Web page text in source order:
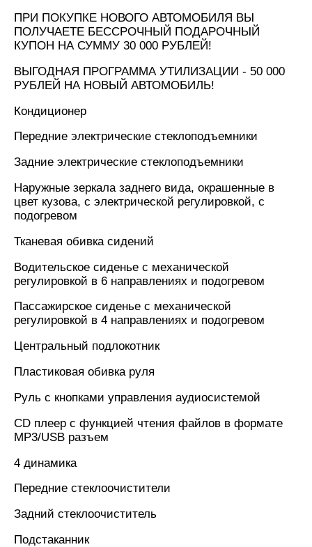
ПРИ ПОКУПКЕ НОВОГО АВТОМОБИЛЯ ВЫ
ПОЛУЧАЕТЕ БЕССРОЧНЫЙ ПОДАРОЧНЫЙ
КУПОН НА СУММУ 30 000 РУБЛЕЙ!
ВЫГОДНАЯ ПРОГРАММА УТИЛИЗАЦИИ - 50 000
РУБЛЕЙ НА НОВЫЙ АВТОМОБИЛЬ!
Кондиционер
Передние электрические стеклоподъемники
Задние электрические стеклоподъемники
Наружные зеркала заднего вида, окрашенные в
цвет кузова, с электрической регулировкой, с
подогревом
Тканевая обивка сидений
Водительское сиденье с механической
регулировкой в 6 направлениях и подогревом
Пассажирское сиденье с механической
регулировкой в 4 направлениях и подогревом
Центральный подлокотник
Пластиковая обивка руля
Руль с кнопками управления аудиосистемой
CD плеер с функцией чтения файлов в формате
MP3/USB разъем
4 динамика
Передние стеклоочистители
Задний стеклоочиститель
Подстаканник